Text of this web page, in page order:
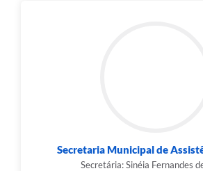
Secretaria Municipal de
Secretária: Sinéia Fernandes